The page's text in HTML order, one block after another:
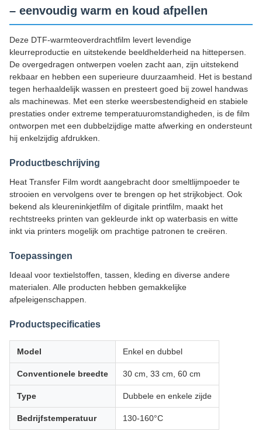
– eenvoudig warm en koud afpellen
Deze DTF-warmteoverdrachtfilm levert levendige
kleurreproductie en uitstekende beeldhelderheid na hittepersen.
De overgedragen ontwerpen voelen zacht aan, zijn uitstekend
rekbaar en hebben een superieure duurzaamheid. Het is bestand
tegen herhaaldelijk wassen en presteert goed bij zowel handwas
als machinewas. Met een sterke weersbestendigheid en stabiele
prestaties onder extreme temperatuuromstandigheden, is de film
ontworpen met een dubbelzijdige matte afwerking en ondersteunt
hij enkelzijdig afdrukken.
Productbeschrijving
Heat Transfer Film wordt aangebracht door smeltlijmpoeder te
strooien en vervolgens over te brengen op het strijkobject. Ook
bekend als kleureninkjetfilm of digitale printfilm, maakt het
rechtstreeks printen van gekleurde inkt op waterbasis en witte
inkt via printers mogelijk om prachtige patronen te creëren.
Toepassingen
Ideaal voor textielstoffen, tassen, kleding en diverse andere
materialen. Alle producten hebben gemakkelijke
afpeleigenschappen.
Productspecificaties
Model Enkel en dubbel
Conventionele breedte 30 cm, 33 cm, 60 cm
Type Dubbele en enkele zijde
Bedrijfstemperatuur 130-160°C